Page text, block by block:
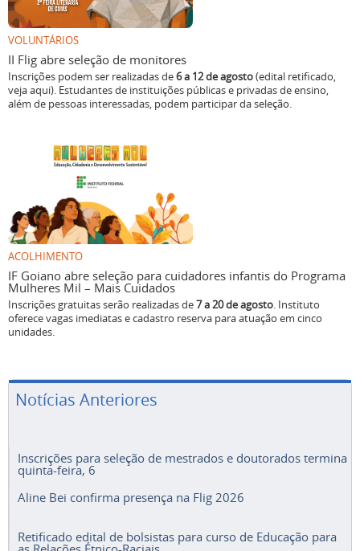
VOLUNTÁRIOS
II Flig abre seleção de monitores
Inscrições podem ser realizadas de6 a 12 de agosto(edital retificado,
veja aqui). Estudantes de instituições públicas e privadas de ensino,
além de pessoas interessadas, podem participar da seleção.
ACOLHIMENTO
IF Goiano abre seleção para cuidadores infantis do Programa
Mulheres Mil – Mais Cuidados
Inscrições gratuitas serão realizadas de7 a 20 de agosto. Instituto
oferece vagas imediatas e cadastro reserva para atuação em cinco
unidades.
Notícias Anteriores
Inscrições para seleção de mestrados e doutorados termina
quinta-feira, 6
Aline Bei confirma presença na Flig 2026
Retificado edital de bolsistas para curso de Educação para